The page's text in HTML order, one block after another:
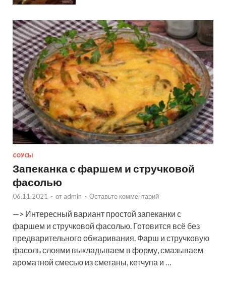
СОУСЫ
Запеканка с фаршем и стручковой
фасолью
06.11.2021 - от admin - Оставьте комментарий
—> Интересный вариант простой запеканки с
фаршем и стручковой фасолью. Готовится всё без
предварительного обжаривания. Фарш и стручковую
фасоль слоями выкладываем в форму, смазываем
ароматной смесью из сметаны, кетчупа и …